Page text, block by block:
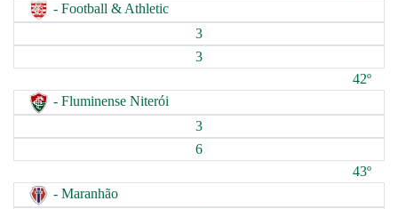
- Football & Athletic
3
3
42º
- Fluminense Niterói
3
6
43º
- Maranhão